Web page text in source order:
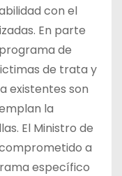
con el
En parte
de
de trata y
existentes son
la
El Ministro de
a
específico